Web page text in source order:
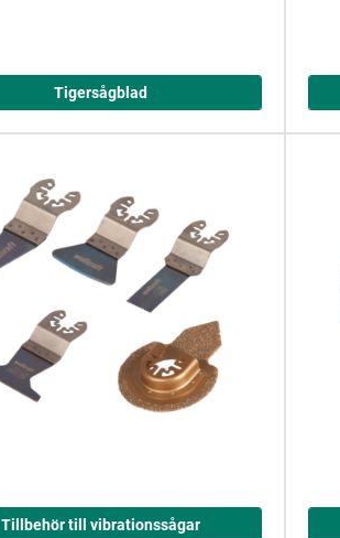
Tigersågblad
Tillbehör till vibrationssågar